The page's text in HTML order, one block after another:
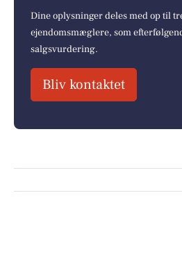
Dine oplysninger deles med op til
ejendomsmæglere, som
salgsvurdering.
Bliv kontaktet